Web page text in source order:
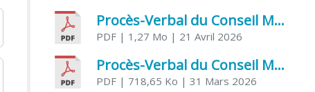
Procès-Verbal du Conseil Municipal du 21 avril 2026
PDF | 1,27 Mo | 21 Avril 2026
Procès-Verbal du Conseil Municipal du 31 mars 2026
PDF | 718,65 Ko | 31 Mars 2026